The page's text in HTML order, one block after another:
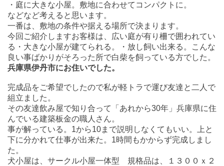
・庭に大きな小屋。敷地に合わせてコンパクトに。
などなど考えると思います。
一番は、敷地の条件や据える場所で決まります。
今回ご紹介しますお客様は、広い庭が有り柵で囲われてい
る・大きな小屋が建てられる。・放し飼い出来る。こんな
良い事ばかりがそろった所で白柴を飼っている方でした。
兵庫県伊丹市にお住いでした。
完成品をご希望でしたので私が軽トラで運び友達と二人で
組立ました。
その友達飲み屋で知り合って「あれから30年」兵庫県に住
んでいる建築板金の職人さん。
事が解っている。1から10まで説明しなくてもいい。上と
下に分かれて仕事が出来た。1時間もかからず完成しまし
た。
犬小屋は、サークル小屋一体型 規格品は、１３００ｘ２